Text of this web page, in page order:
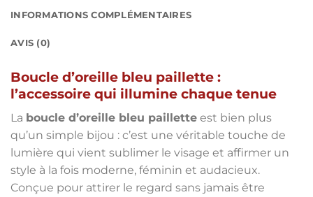
INFORMATIONS COMPLÉMENTAIRES
AVIS (0)
Boucle d’oreille bleu paillette :
l’accessoire qui illumine chaque tenue
La boucle d’oreille bleu paillette est bien plus
qu’un simple bijou : c’est une véritable touche de
lumière qui vient sublimer le visage et affirmer un
style à la fois moderne, féminin et audacieux.
Conçue pour attirer le regard sans jamais être